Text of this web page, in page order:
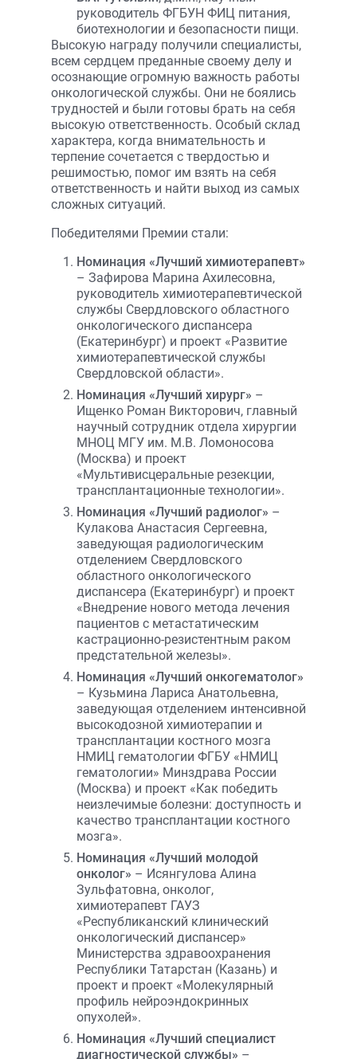
руководитель ФГБУН ФИЦ питания,
биотехнологии и безопасности пищи.
Высокую награду получили специалисты,
всем сердцем преданные своему делу и
осознающие огромную важность работы
онкологической службы. Они не боялись
трудностей и были готовы брать на себя
высокую ответственность. Особый склад
характера, когда внимательность и
терпение сочетается с твердостью и
решимостью, помог им взять на себя
ответственность и найти выход из самых
сложных ситуаций.
Победителями Премии стали:
Номинация «Лучший химиотерапевт»
– Зафирова Марина Ахилесовна,
руководитель химиотерапевтической
службы Свердловского областного
онкологического диспансера
(Екатеринбург) и проект «Развитие
химиотерапевтической службы
Свердловской области».
Номинация «Лучший хирург» –
Ищенко Роман Викторович, главный
научный сотрудник отдела хирургии
МНОЦ МГУ им. М.В. Ломоносова
(Москва) и проект
«Мультивисцеральные резекции,
трансплантационные технологии».
Номинация «Лучший радиолог» –
Кулакова Анастасия Сергеевна,
заведующая радиологическим
отделением Свердловского
областного онкологического
диспансера (Екатеринбург) и проект
«Внедрение нового метода лечения
пациентов с метастатическим
кастрационно-резистентным раком
предстательной железы».
Номинация «Лучший онкогематолог»
– Кузьмина Лариса Анатольевна,
заведующая отделением интенсивной
высокодозной химиотерапии и
трансплантации костного мозга
НМИЦ гематологии ФГБУ «НМИЦ
гематологии» Минздрава России
(Москва) и проект «Как победить
неизлечимые болезни: доступность и
качество трансплантации костного
мозга».
Номинация «Лучший молодой
онколог» – Исянгулова Алина
Зульфатовна, онколог,
химиотерапевт ГАУЗ
«Республиканский клинический
онкологический диспансер»
Министерства здравоохранения
Республики Татарстан (Казань) и
проект и проект «Молекулярный
профиль нейроэндокринных
опухолей».
Номинация «Лучший специалист
диагностической службы» –